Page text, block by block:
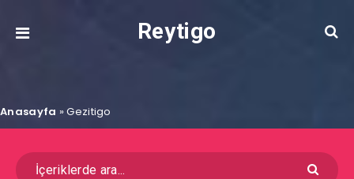
Reytigo
Anasayfa »Gezitigo